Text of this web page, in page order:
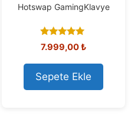
Hotswap GamingKlavye
5.00
out of 5
7.999,00₺
Sepete Ekle